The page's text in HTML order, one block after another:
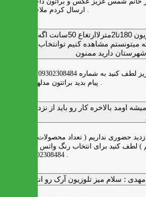
ارسال کردم ملاحظه بفرمایید .
میزتلویزیون 180تا2مترلاارتغاع 50سانت اگه
مشاهده کنیم توانتخاب راحت‌تر
دارید ممنون
اومد بالاخره کار رو باید از نزدیک دید
حضوری نداریم ( تعداد محصولات زیاد و فضای
) لطف کنید برای انتخاب رنگ واتس اپ به شماره
مهدی : سلام میز تلوزیون آرک رو انتخاب کردم